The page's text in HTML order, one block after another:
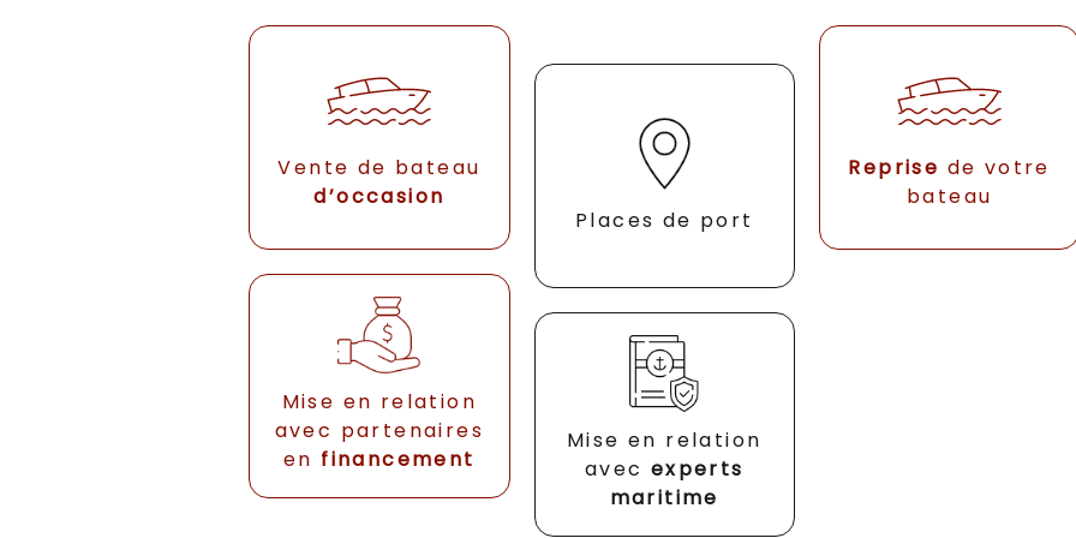
Vente de bateau
d’occasion
Places de port
Reprise de votre
bateau
Mise en relation
avec partenaires
en financement
Mise en relation
avec experts
maritime